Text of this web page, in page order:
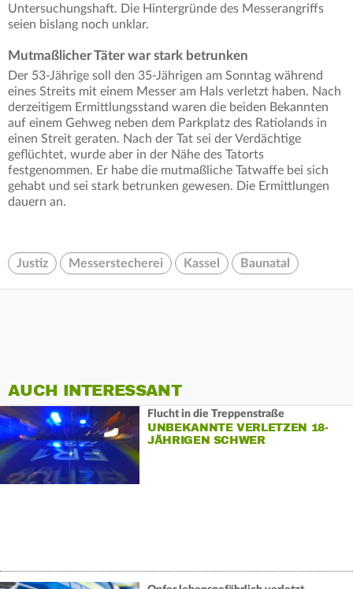
Untersuchungshaft. Die Hintergründe des Messerangriffs
seien bislang noch unklar.
Mutmaßlicher Täter war stark betrunken
Der 53-Jährige soll den 35-Jährigen am Sonntag während
eines Streits mit einem Messer am Hals verletzt haben. Nach
derzeitigem Ermittlungsstand waren die beiden Bekannten
auf einem Gehweg neben dem Parkplatz des Ratiolands in
einen Streit geraten. Nach der Tat sei der Verdächtige
geflüchtet, wurde aber in der Nähe des Tatorts
festgenommen. Er habe die mutmaßliche Tatwaffe bei sich
gehabt und sei stark betrunken gewesen. Die Ermittlungen
dauern an.
Justiz Messerstecherei Kassel Baunatal
AUCH INTERESSANT
Flucht in die Treppenstraße
UNBEKANNTE VERLETZEN 18-
JÄHRIGEN SCHWER